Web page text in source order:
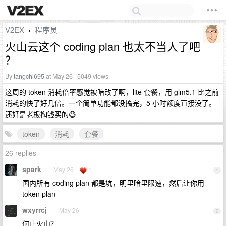
V2EX › 程序员
火山云这个 coding plan 也太不当人了吧
？
Bytangchi695at May 26 · 5049 views
这周的 token 消耗倍率感觉被暗改了啊，lite 套餐，用 glm5.1 比之前
消耗的快了好几倍。一个简单功能都没搞完，5 小时额度直接没了。
还好是老板掏钱买的😅
token
消耗
套餐
26 replies
1
spark May 26 1
国内所有 coding plan 都是坑，明里暗里限速，然后让你用
token plan
2
wxyrrcj May 26
何止火山？